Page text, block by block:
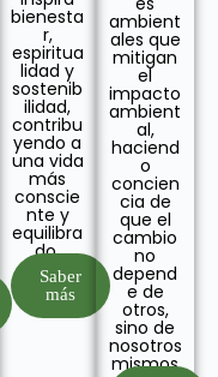
bienesta
r,
espiritua
lidad y
sostenib
ilidad,
contribu
yendo a
una vida
más
conscie
nte y
equilibra
do.
Saber
más
ambient
ales que
mitigan
el
impacto
ambient
al,
haciend
o
concien
cia de
que el
cambio
no
depend
e de
otros,
sino de
nosotros
mismos